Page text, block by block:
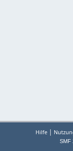
Hilfe |
SMF